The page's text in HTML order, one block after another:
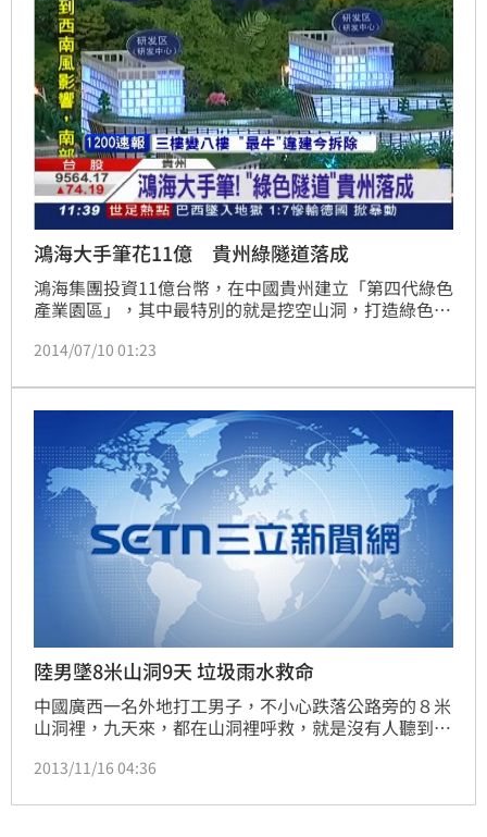
鴻海大手筆花11億 貴州綠隧道落成
鴻海集團投資11億台幣，在中國貴州建立「第四代綠色
產業園區」，其中最特別的就是挖空山洞，打造綠色隧
不必開冷氣外，還能夠利用大自然冷卻機房來節能省
2014/07/10 01:23
陸男墜8米山洞9天 垃圾雨水救命
中國廣西一名外地打工男子，不小心跌落公路旁的８米
山洞裡，九天來，都在山洞裡呼救，就是沒有人聽到他
眾發現，報警救出，過程比電影情節，還要離奇。
2013/11/16 04:36